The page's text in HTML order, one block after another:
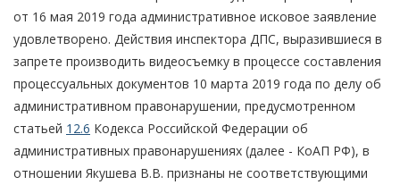
от 16 мая 2019 года административное исковое заявление
удовлетворено. Действия инспектора ДПС, выразившиеся в
запрете производить видеосъемку в процессе составления
процессуальных документов 10 марта 2019 года по делу об
административном правонарушении, предусмотренном
статьей 12.6 Кодекса Российской Федерации об
административных правонарушениях (далее - КоАП РФ), в
отношении Якушева В.В. признаны не соответствующими